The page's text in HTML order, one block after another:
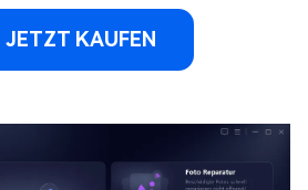
JETZT KAUFEN